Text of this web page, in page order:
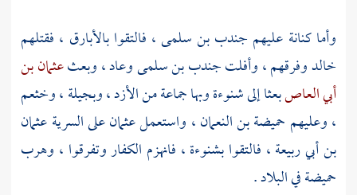
وأماكنانة عليهم جندب بن سلمى، فالتقوابالأبارق ، فقتلهم
خالدوفرقهم ، وأفلتجندب بن سلمىوعاد ، وبعثعثمان بن
أبي العاصبعثا إلىشنوءةوبها جماعة منالأزد،وبجيلة،وخثعم
، وعليهم حميضة بن النعمان، واستعملعثمانعلى السريةعثمان
بن أبي ربيعة، فالتقوابشنوءة، فانهزم الكفار وتفرقوا ، وهرب
حميضةفي البلاد .